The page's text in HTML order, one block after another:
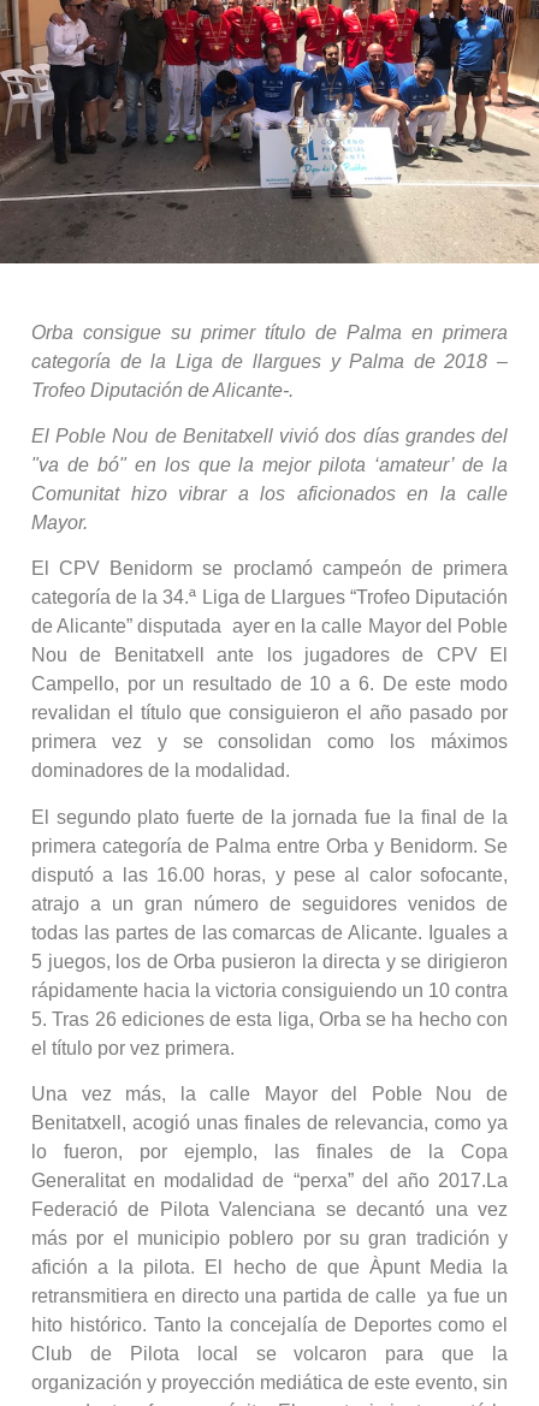
Orba consigue su primer título de Palma en primera
categoría de la Liga de llargues y Palma de 2018 –
Trofeo Diputación de Alicante-.
El Poble Nou de Benitatxell vivió dos días grandes del
"va de bó" en los que la mejor pilota ‘amateur’ de la
Comunitat hizo vibrar a los aficionados en la calle
Mayor.
El CPV Benidorm se proclamó campeón de primera
categoría de la 34.ª Liga de Llargues “Trofeo Diputación
de Alicante” disputada ayer en la calle Mayor del Poble
Nou de Benitatxell ante los jugadores de CPV El
Campello, por un resultado de 10 a 6. De este modo
revalidan el título que consiguieron el año pasado por
primera vez y se consolidan como los máximos
dominadores de la modalidad.
El segundo plato fuerte de la jornada fue la final de la
primera categoría de Palma entre Orba y Benidorm. Se
disputó a las 16.00 horas, y pese al calor sofocante,
atrajo a un gran número de seguidores venidos de
todas las partes de las comarcas de Alicante. Iguales a
5 juegos, los de Orba pusieron la directa y se dirigieron
rápidamente hacia la victoria consiguiendo un 10 contra
5. Tras 26 ediciones de esta liga, Orba se ha hecho con
el título por vez primera.
Una vez más, la calle Mayor del Poble Nou de
Benitatxell, acogió unas finales de relevancia, como ya
lo fueron, por ejemplo, las finales de la Copa
Generalitat en modalidad de “perxa” del año 2017.La
Federació de Pilota Valenciana se decantó una vez
más por el municipio poblero por su gran tradición y
afición a la pilota. El hecho de que Àpunt Media la
retransmitiera en directo una partida de calle ya fue un
hito histórico. Tanto la concejalía de Deportes como el
Club de Pilota local se volcaron para que la
organización y proyección mediática de este evento, sin